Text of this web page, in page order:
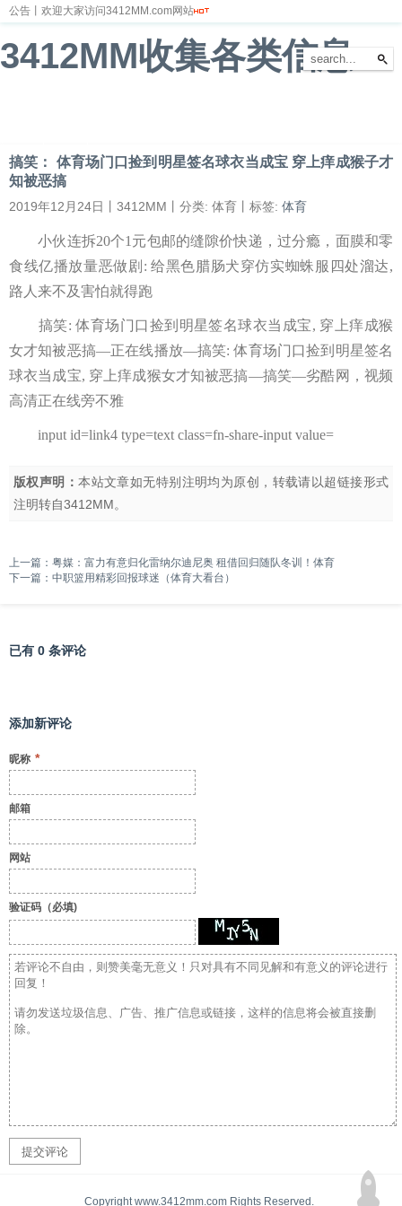
公告丨欢迎大家访问3412MM.com网站
3412MM收集各类信息
搞笑： 体育场门口捡到明星签名球衣当成宝 穿上痒成猴子才
知被恶搞
2019年12月24日丨3412MM丨分类: 体育丨标签: 体育
小伙连拆20个1元包邮的缝隙价快递，过分瘾，面膜和零
食线亿播放量恶做剧: 给黑色腊肠犬穿仿实蜘蛛服四处溜达,
路人来不及害怕就得跑
搞笑: 体育场门口捡到明星签名球衣当成宝, 穿上痒成猴
女才知被恶搞—正在线播放—搞笑: 体育场门口捡到明星签名
球衣当成宝, 穿上痒成猴女才知被恶搞—搞笑—劣酷网，视频
高清正在线旁不雅
input id=link4 type=text class=fn-share-input value=
版权声明：本站文章如无特别注明均为原创，转载请以超链接形式
注明转自3412MM。
上一篇： 粤媒：富力有意归化雷纳尔迪尼奥 租借回归随队冬训！体育
下一篇： 中职篮用精彩回报球迷（体育大看台）
已有 0 条评论
添加新评论
昵称 *
邮箱
网站
验证码（必填)
Copyright www.3412mm.com Rights Reserved.